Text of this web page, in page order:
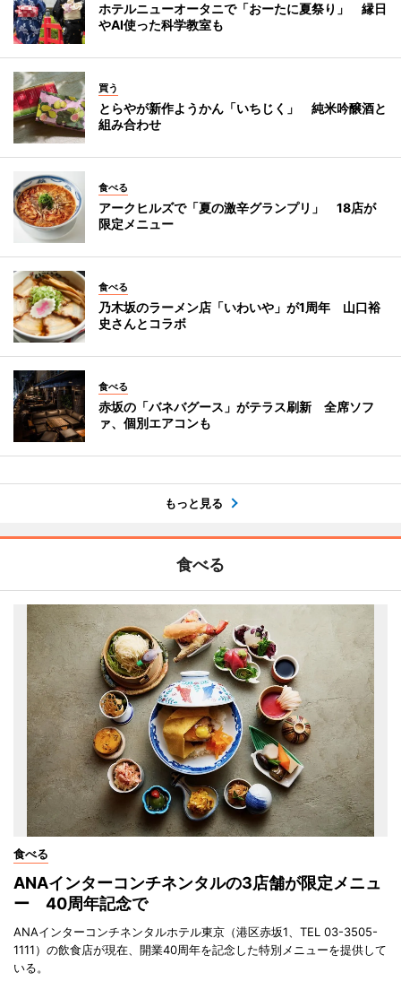
ホテルニューオータニで「おーたに夏祭り」 縁日
やAI使った科学教室も
買う
とらやが新作ようかん「いちじく」 純米吟醸酒と
組み合わせ
食べる
アークヒルズで「夏の激辛グランプリ」 18店が
限定メニュー
食べる
乃木坂のラーメン店「いわいや」が1周年 山口裕
史さんとコラボ
食べる
赤坂の「バネバグース」がテラス刷新 全席ソフ
ァ、個別エアコンも
もっと見る
食べる
食べる
ANAインターコンチネンタルの3店舗が限定メニュ
ー 40周年記念で
ANAインターコンチネンタルホテル東京（港区赤坂1、TEL 03-3505-
1111）の飲食店が現在、開業40周年を記念した特別メニューを提供して
いる。